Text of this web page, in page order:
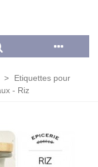
>
Etiquettes pour
- Riz